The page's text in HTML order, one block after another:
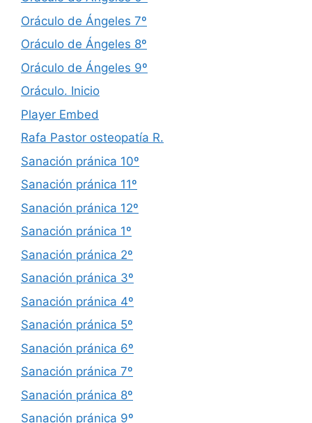
Oráculo de Ángeles 7º
Oráculo de Ángeles 8º
Oráculo de Ángeles 9º
Oráculo. Inicio
Player Embed
Rafa Pastor osteopatía R.
Sanación pránica 10º
Sanación pránica 11º
Sanación pránica 12º
Sanación pránica 1º
Sanación pránica 2º
Sanación pránica 3º
Sanación pránica 4º
Sanación pránica 5º
Sanación pránica 6º
Sanación pránica 7º
Sanación pránica 8º
Sanación pránica 9º